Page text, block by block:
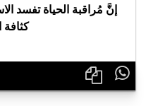
إنَّ مُراقبة الحياة تفسد
كثافة
